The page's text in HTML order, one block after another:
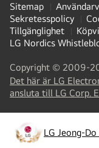
Sitemap
Sekretesspolicy
Tillgänglighet
LG Nordics
Copyright © 2009-
Det här är LG
ansluta till LG Corp.
LG Jeong-
opens